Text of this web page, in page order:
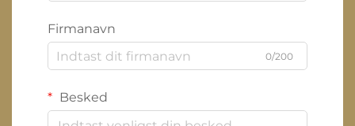
Firmanavn
0/200
Besked